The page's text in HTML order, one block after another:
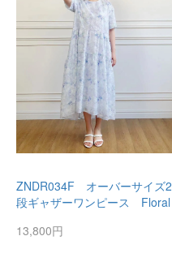
ZNDR034F オーバーサイズ2
段ギャザーワンピース Floral
13,800円